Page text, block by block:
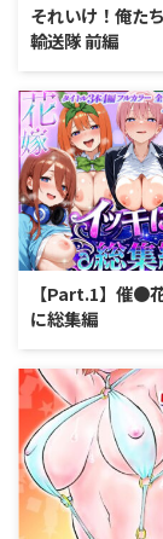
それいけ！俺た
輸送隊 前編
【Part.1】催●
に総集編